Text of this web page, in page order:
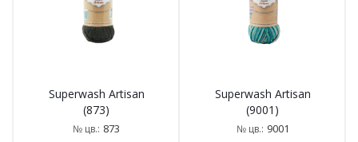
Superwash Artisan
(873)
№ цв.: 873
Superwash Artisan
(9001)
№ цв.: 9001